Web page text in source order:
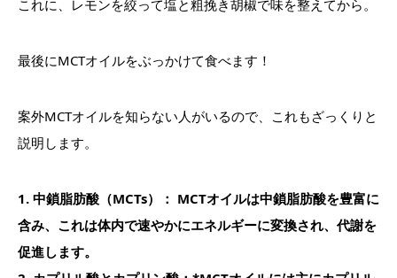
これに、レモンを絞って塩と粗挽き胡椒で味を整えてから。
最後にMCTオイルをぶっかけて食べます！
案外MCTオイルを知らない人がいるので、これもざっくりと
説明します。
1. 中鎖脂肪酸（MCTs）： MCTオイルは中鎖脂肪酸を豊富に
含み、これは体内で速やかにエネルギーに変換され、代謝を
促進します。